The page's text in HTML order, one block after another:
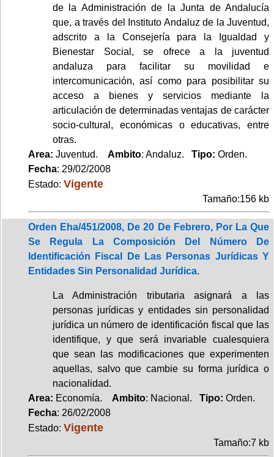
de la Administración de la Junta de Andalucía
que, a través del Instituto Andaluz de la Juventud,
adscrito a la Consejería para la Igualdad y
Bienestar Social, se ofrece a la juventud
andaluza para facilitar su movilidad e
intercomunicación, así como para posibilitar su
acceso a bienes y servicios mediante la
articulación de determinadas ventajas de carácter
socio-cultural, económicas o educativas, entre
otras.
Area: Juventud. Ambito: Andaluz. Tipo: Orden.
Fecha: 29/02/2008
Estado: Vigente
Tamaño:156 kb
Orden Eha/451/2008, De 20 De Febrero, Por La Que
Se Regula La Composición Del Número De
Identificación Fiscal De Las Personas Jurídicas Y
Entidades Sin Personalidad Jurídica.
La Administración tributaria asignará a las
personas jurídicas y entidades sin personalidad
jurídica un número de identificación fiscal que las
identifique, y que será invariable cualesquiera
que sean las modificaciones que experimenten
aquellas, salvo que cambie su forma jurídica o
nacionalidad.
Area: Economía. Ambito: Nacional. Tipo: Orden.
Fecha: 26/02/2008
Estado: Vigente
Tamaño:7 kb